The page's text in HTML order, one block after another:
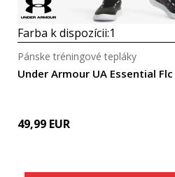
Farba k dispozícii:1
Under Armour UA Essential
Pánske tréningové tepláky
49,99 EUR